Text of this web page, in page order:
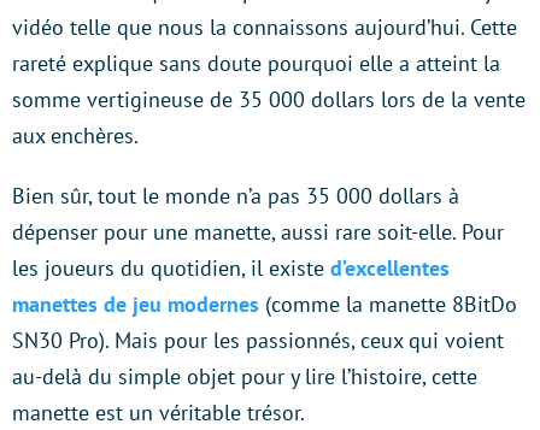
vidéo telle que nous la connaissons aujourd’hui. Cette
rareté explique sans doute pourquoi elle a atteint la
somme vertigineuse de 35 000 dollars lors de la vente
aux enchères.
Bien sûr, tout le monde n’a pas 35 000 dollars à
dépenser pour une manette, aussi rare soit-elle. Pour
les joueurs du quotidien, il existe d’excellentes
manettes de jeu modernes (comme la manette 8BitDo
SN30 Pro). Mais pour les passionnés, ceux qui voient
au-delà du simple objet pour y lire l’histoire, cette
manette est un véritable trésor.